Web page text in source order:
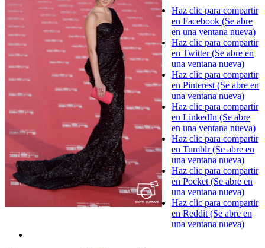
Haz clic para compartir
en Facebook (Se abre
en una ventana nueva)
Haz clic para compartir
en Twitter (Se abre en
una ventana nueva)
Haz clic para compartir
en Pinterest (Se abre en
una ventana nueva)
Haz clic para compartir
en LinkedIn (Se abre
en una ventana nueva)
Haz clic para compartir
en Tumblr (Se abre en
una ventana nueva)
Haz clic para compartir
en Pocket (Se abre en
una ventana nueva)
Haz clic para compartir
en Reddit (Se abre en
una ventana nueva)